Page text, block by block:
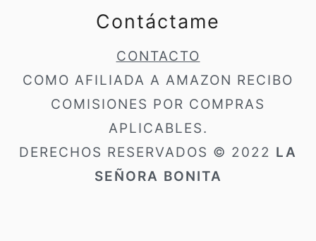
Contáctame
CONTACTO
COMO AFILIADA A AMAZON RECIBO
COMISIONES POR COMPRAS
APLICABLES.
DERECHOS RESERVADOS © 2022 LA
SEÑORA BONITA